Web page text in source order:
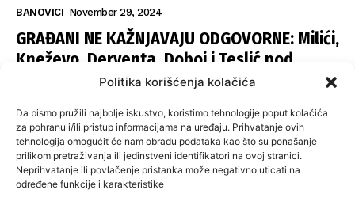
Politika korišćenja kolačića
Da bismo pružili najbolje iskustvo, koristimo tehnologije poput kolačića
za pohranu i/ili pristup informacijama na uređaju. Prihvatanje ovih
tehnologija omogućit će nam obradu podataka kao što su ponašanje
prilikom pretraživanja ili jedinstveni identifikatori na ovoj stranici.
Neprihvatanje ili povlačenje pristanka može negativno uticati na
određene funkcije i karakteristike
BANOVICI November 29, 2024
GRAĐANI NE KAŽNJAVAJU ODGOVORNE: Milići,
Kneževo, Derventa, Doboj i Teslić pod
šapom istih stranaka
SNSD UČVRSTIO VLAST U ISTOČNOM
SARAJEVU: Opoziciji dvije opštine, slijedi
raspodjela funkcija